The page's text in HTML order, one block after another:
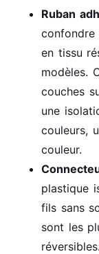
Ruban
confondre
en tissu
modèles.
couches
une
couleurs,
couleur.
plastique
fils sans
sont les
réversibles.